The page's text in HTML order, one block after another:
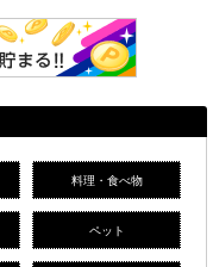
料理・食べ物
ペット